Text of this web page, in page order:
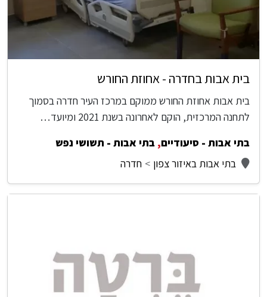
בית אבות בחדרה - אחוזת החורש
בית אבות אחוזת החורש ממוקם במרכז העיר חדרה בסמוך
לתחנה המרכזית, הוקם לאחרונה בשנת 2021 ומיועד…
בתי אבות - סיעודיים, בתי אבות - תשושי נפש
בתי אבות באיזור צפון
חדרה